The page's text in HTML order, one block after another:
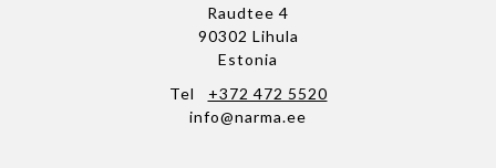
Raudtee 4
90302 Lihula
Estonia
Tel +372 472 5520
info@narma.ee